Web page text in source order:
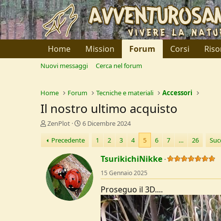
Home Mission Forum Corsi
Nuovi messaggi Cerca nel forum
Home Forum Tecniche e materiali Accessori
Il nostro ultimo acquisto
C
e
a
o
r
e
D
ZenPlot
D
t
a
d
i
I
n
i
6 Dicembre 2024
Precedente
1 2 3 4 5 6 7 … 26
TsurikichiNikke
15 Gennaio 2025
Proseguo il 3D....